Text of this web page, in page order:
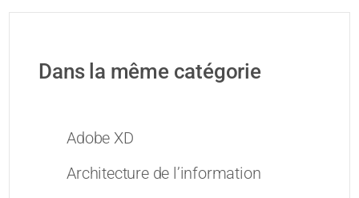
Dans la même catégorie
Adobe XD
Architecture de l’information